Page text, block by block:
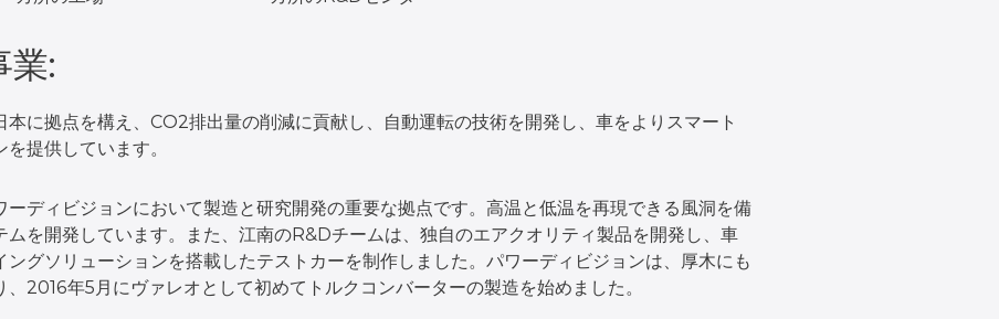
業:
本に拠点を構え、CO2排出量の削減に貢献し、自動運転の技術を開発し、車をよりスマート
提供しています。
ディビジョンにおいて製造と研究開発の重要な拠点です。高温と低温を再現できる風洞を備
ムを開発しています。また、江南のR&Dチームは、独自のエアクオリティ製品を開発し、車
グソリューションを搭載したテストカーを制作しました。パワーディビジョンは、厚木にも
2016年5月にヴァレオとして初めてトルクコンバーターの製造を始めました。